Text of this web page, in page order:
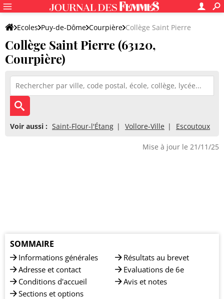
Ecoles Puy-de-Dôme Courpière Collège Saint Pierre
Collège Saint Pierre (63120,
Courpière)
Voir aussi : Saint-Flour-l'Étang Vollore-Ville Escoutoux
Mise à jour le 21/11/25
SOMMAIRE
Informations générales
Adresse et contact
Conditions d'accueil
Sections et options
Résultats au brevet
Evaluations de 6e
Avis et notes